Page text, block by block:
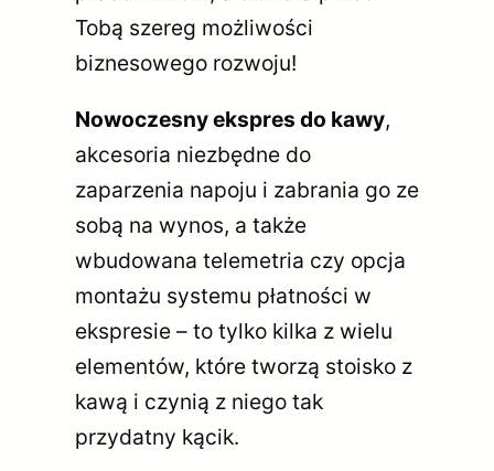
Tobą szereg możliwości
biznesowego rozwoju!
Nowoczesny ekspres do kawy,
akcesoria niezbędne do
zaparzenia napoju i zabrania go ze
sobą na wynos, a także
wbudowana telemetria czy opcja
montażu systemu płatności w
ekspresie – to tylko kilka z wielu
elementów, które tworzą stoisko z
kawą i czynią z niego tak
przydatny kącik.